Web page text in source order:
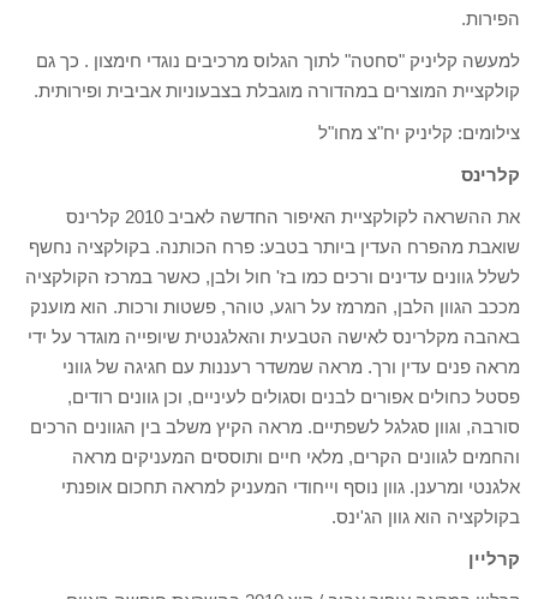
הפירות.
למעשה קליניק "סחטה" לתוך הגלוס מרכיבים נוגדי חימצון . כך גם
קולקציית המוצרים במהדורה מוגבלת בצבעוניות אביבית ופירותית.
צילומים: קליניק יח"צ מחו"ל
קלרינס
את ההשראה לקולקציית האיפור החדשה לאביב 2010 קלרינס
שואבת מהפרח העדין ביותר בטבע: פרח הכותנה. בקולקציה נחשף
לשלל גוונים עדינים ורכים כמו בז' חול ולבן, כאשר במרכז הקולקציה
מככב הגוון הלבן, המרמז על רוגע, טוהר, פשטות ורכות. הוא מוענק
באהבה מקלרינס לאישה הטבעית והאלגנטית שיופייה מוגדר על ידי
מראה פנים עדין ורך. מראה שמשדר רעננות עם חגיגה של גווני
פסטל כחולים אפורים לבנים וסגולים לעיניים, וכן גוונים רודים,
סורבה, וגוון סגלגל לשפתיים. מראה הקיץ משלב בין הגוונים הרכים
והחמים לגוונים הקרים, מלאי חיים ותוססים המעניקים מראה
אלגנטי ומרענן. גוון נוסף וייחודי המעניק למראה תחכום אופנתי
בקולקציה הוא גוון הג'ינס.
קרליין